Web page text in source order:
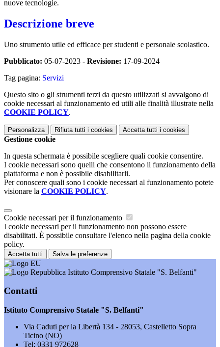
nuove tecnologie.
Descrizione breve
Uno strumento utile ed efficace per studenti e personale scolastico.
Pubblicato: 05-07-2023 - Revisione: 17-09-2024
Tag pagina: Servizi
Questo sito o gli strumenti terzi da questo utilizzati si avvalgono di
cookie necessari al funzionamento ed utili alle finalità illustrate nella
COOKIE POLICY.
Personalizza Rifiuta tutti i cookies Accetta tutti i cookies
Gestione cookie
In questa schermata è possibile scegliere quali cookie consentire.
I cookie necessari sono quelli che consentono il funzionamento della
piattaforma e non è possibile disabilitarli.
Per conoscere quali sono i cookie necessari al funzionamento potete
visionare la COOKIE POLICY.
Cookie necessari per il funzionamento
I cookie necessari per il funzionamento non possono essere
disabilitati. È possibile consultare l'elenco nella pagina della cookie
policy.
Accetta tutti Salva le preferenze
Istituto Comprensivo Statale "S. Belfanti"
Contatti
Istituto Comprensivo Statale "S. Belfanti"
Via Caduti per la Libertà 134 - 28053, Castelletto Sopra
Ticino (NO)
Tel: 0331 972628